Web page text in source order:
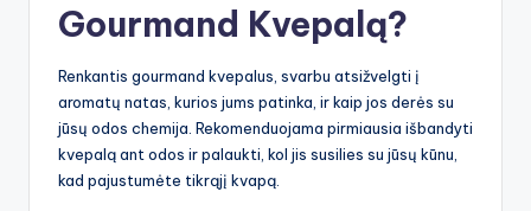
Gourmand Kvepalą?
Renkantis gourmand kvepalus, svarbu atsižvelgti į
aromatų natas, kurios jums patinka, ir kaip jos derės su
jūsų odos chemija. Rekomenduojama pirmiausia išbandyti
kvepalą ant odos ir palaukti, kol jis susilies su jūsų kūnu,
kad pajustumėte tikrąjį kvapą.